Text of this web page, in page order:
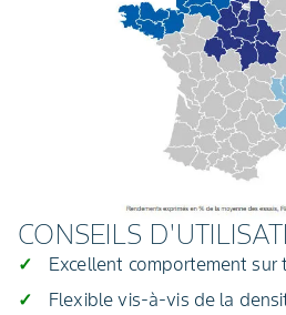
CONSEILS
Excellent comportement sur
Flexible vis-à-vis de la